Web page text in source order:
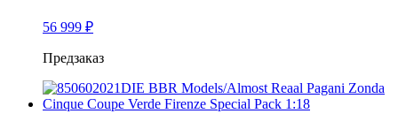
56 999 ₽
Предзаказ